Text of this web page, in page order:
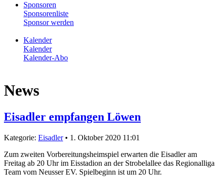
Sponsoren
Sponsorenliste
Sponsor werden
Kalender
Kalender
Kalender-Abo
News
Eisadler empfangen Löwen
Kategorie: Eisadler• 1. Oktober 2020 11:01
Zum zweiten Vorbereitungsheimspiel erwarten die Eisadler am
Freitag ab 20 Uhr im Eisstadion an der Strobelallee das Regionalliga
Team vom Neusser EV. Spielbeginn ist um 20 Uhr.